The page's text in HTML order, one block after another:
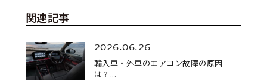
関連記事
2026.06.26
輸入車・外車のエアコン故障の原因
は？...